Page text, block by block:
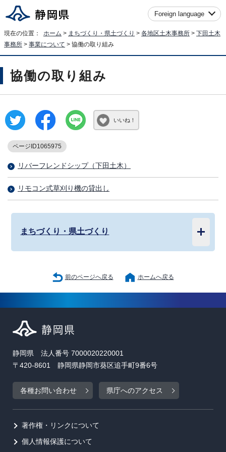
Foreign language
現在の位置： ホーム > まちづくり・県土づくり > 各地区土木事務所 > 下田土木
事務所 > 事業について > 協働の取り組み
協働の取り組み
いいね！
ページID1065975
リバーフレンドシップ（下田土木）
リモコン式草刈り機の貸出し
まちづくり・県土づくり
前のページへ戻る ホームへ戻る
静岡県 法人番号 7000020220001
〒420-8601 静岡県静岡市葵区追手町9番6号
各種お問い合わせ 県庁へのアクセス
著作権・リンクについて
個人情報保護について